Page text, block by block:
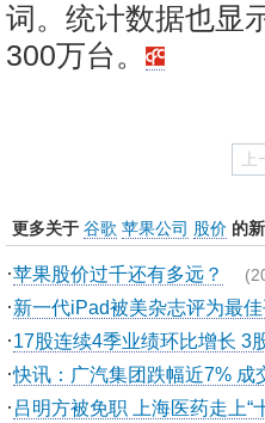
词。统计数据也显
300万台。
更多关于 谷歌 苹果公司 股价 的
·苹果股价过千还有多远？
·新一代iPad被美杂志评为最
·17股连续4季业绩环比增长 3
·快讯：广汽集团跌幅近7% 成
· 吕明方被免职 上海医药走上“